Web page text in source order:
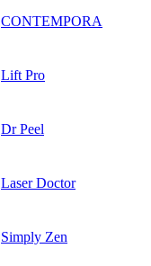
CONTEMPORA
Lift Pro
Dr Peel
Laser Doctor
Simply Zen